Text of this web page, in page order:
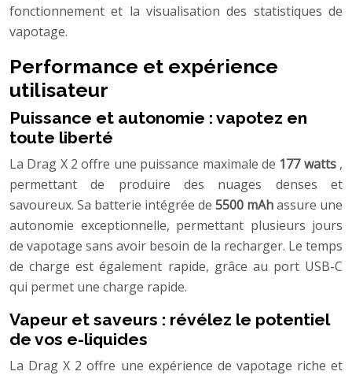
fonctionnement et la visualisation des statistiques de
vapotage.
Performance et expérience
utilisateur
Puissance et autonomie : vapotez en
toute liberté
La Drag X 2 offre une puissance maximale de 177 watts ,
permettant de produire des nuages denses et
savoureux. Sa batterie intégrée de 5500 mAhassure une
autonomie exceptionnelle, permettant plusieurs jours
de vapotage sans avoir besoin de la recharger. Le temps
de charge est également rapide, grâce au port USB-C
qui permet une charge rapide.
Vapeur et saveurs : révélez le potentiel
de vos e-liquides
La Drag X 2 offre une expérience de vapotage riche et